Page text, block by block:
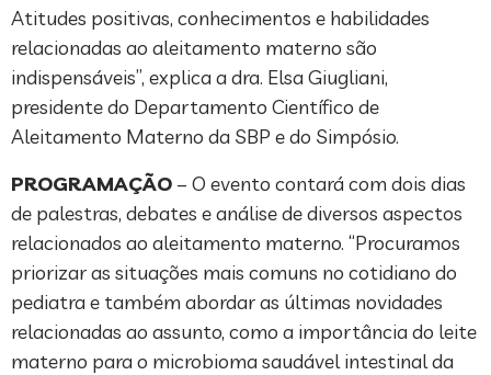
Atitudes positivas, conhecimentos e habilidades
relacionadas ao aleitamento materno são
indispensáveis”, explica a dra. Elsa Giugliani,
presidente do Departamento Científico de
Aleitamento Materno da SBP e do Simpósio.
PROGRAMAÇÃO – O evento contará com dois dias
de palestras, debates e análise de diversos aspectos
relacionados ao aleitamento materno. “Procuramos
priorizar as situações mais comuns no cotidiano do
pediatra e também abordar as últimas novidades
relacionadas ao assunto, como a importância do leite
materno para o microbioma saudável intestinal da